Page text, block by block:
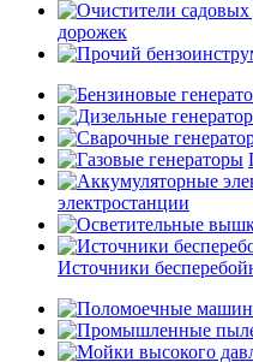
дорожек
электростанции
Источники